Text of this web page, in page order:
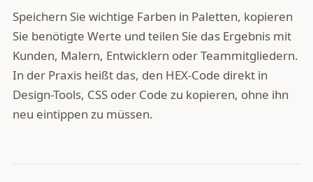
Speichern Sie wichtige Farben in Paletten, kopieren
Sie benötigte Werte und teilen Sie das Ergebnis mit
Kunden, Malern, Entwicklern oder Teammitgliedern.
In der Praxis heißt das, den HEX-Code direkt in
Design-Tools, CSS oder Code zu kopieren, ohne ihn
neu eintippen zu müssen.